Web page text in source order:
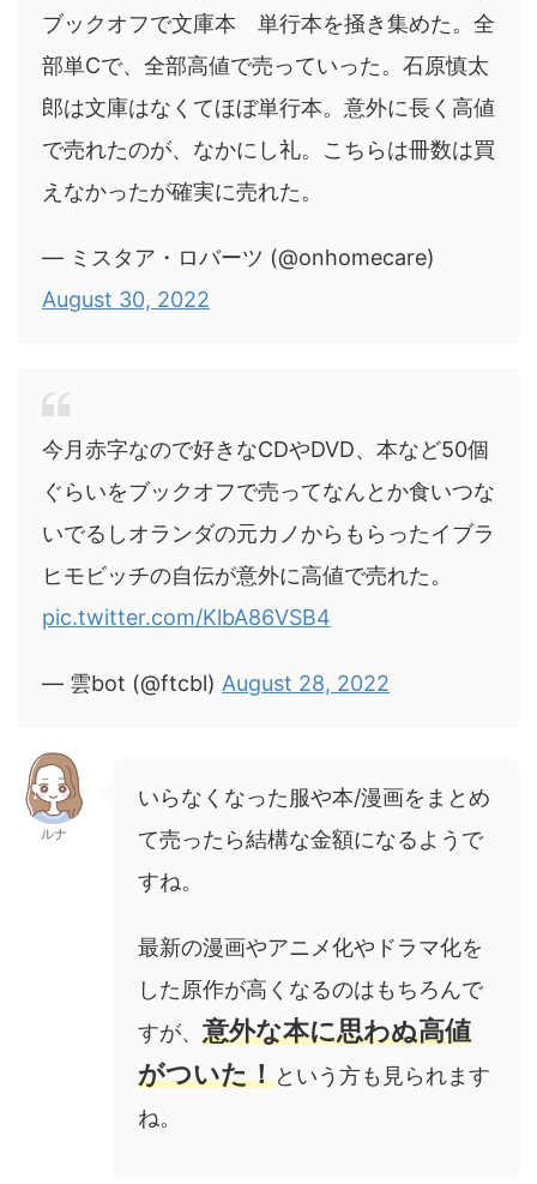
ブックオフで文庫本 単行本を掻き集めた。全
部単Cで、全部高値で売っていった。石原慎太
郎は文庫はなくてほぼ単行本。意外に長く高値
で売れたのが、なかにし礼。こちらは冊数は買
えなかったが確実に売れた。
— ミスタア・ロバーツ (@onhomecare)
August 30, 2022
今月赤字なので好きなCDやDVD、本など50個
ぐらいをブックオフで売ってなんとか食いつな
いでるしオランダの元カノからもらったイブラ
ヒモビッチの自伝が意外に高値で売れた。
pic.twitter.com/KlbA86VSB4
— 雲bot (@ftcbl) August 28, 2022
ルナ
いらなくなった服や本/漫画をまとめ
て売ったら結構な金額になるようで
すね。
最新の漫画やアニメ化やドラマ化を
した原作が高くなるのはもちろんで
すが、 意外な本に思わぬ高値
がついた！という方も見られます
ね。